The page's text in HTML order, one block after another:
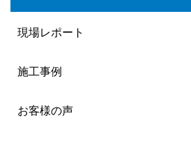
現場レポート
施工事例
お客様の声